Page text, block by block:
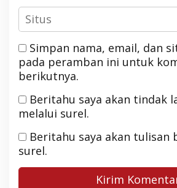
Simpan nama, email, dan
pada peramban ini untuk
berikutnya.
Beritahu saya akan tindak
melalui surel.
Beritahu saya akan tulisan
surel.